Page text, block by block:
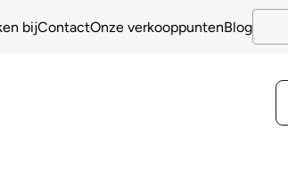
bijContactOnze verkooppuntenBlog